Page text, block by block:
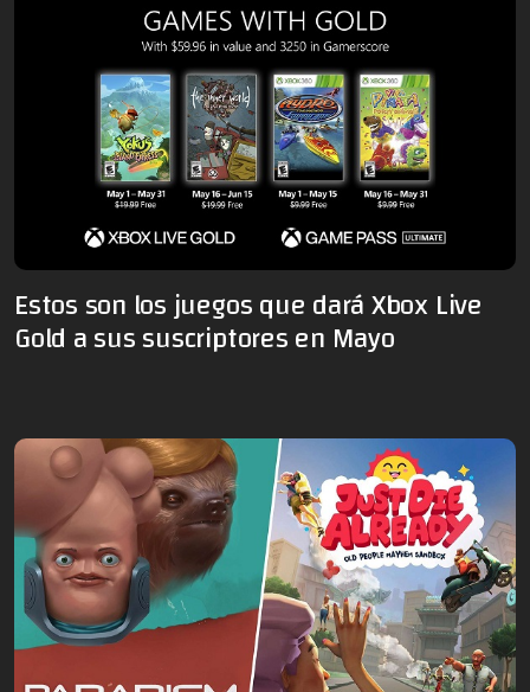
Estos son los juegos que dará Xbox Live
Gold a sus suscriptores en Mayo